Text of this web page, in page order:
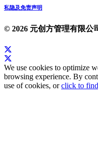
私隐及免责声明
© 2026 元创方管理有限公
We use cookies to optimize
browsing experience. By
use of cookies, orclick to